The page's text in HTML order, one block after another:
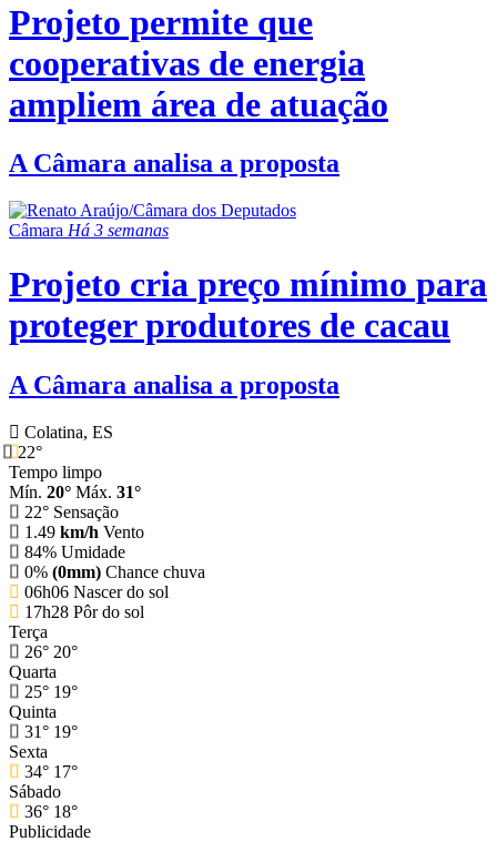
Projeto permite que
cooperativas de energia
ampliem área de atuação
A Câmara analisa a proposta
Câmara Há 3 semanas
Projeto cria preço mínimo para
proteger produtores de cacau
A Câmara analisa a proposta
Colatina, ES
22°
Tempo limpo
Mín. 20° Máx. 31°
22° Sensação
1.49 km/h Vento
84% Umidade
0% (0mm) Chance chuva
06h06 Nascer do sol
17h28 Pôr do sol
Terça
26° 20°
Quarta
25° 19°
Quinta
31° 19°
Sexta
34° 17°
Sábado
36° 18°
Publicidade